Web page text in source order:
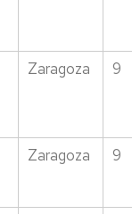
Zaragoza 9
Zaragoza 9